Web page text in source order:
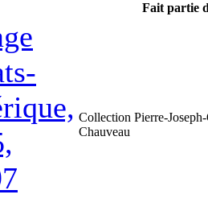
Fait partie
Collection Pierre-
Chauveau